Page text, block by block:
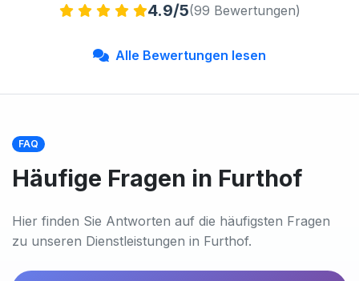
4.9/5(99 Bewertungen)
Alle Bewertungen lesen
FAQ
Häufige Fragen in Furthof
Hier finden Sie Antworten auf die häufigsten Fragen
zu unseren Dienstleistungen in Furthof.